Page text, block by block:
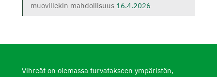
muovillekin mahdollisuus 16.4.2026
Vihreät on olemassa turvatakseen ympäristön,